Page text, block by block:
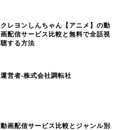
クレヨンしんちゃん【アニメ】の動
画配信サービス比較と無料で全話視
聴する方法
運営者-株式会社調転社
動画配信サービス比較とジャンル別